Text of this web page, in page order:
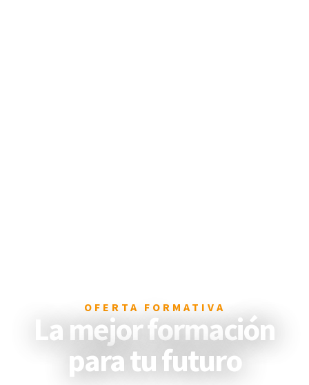
OFERTA FORMATIVA
La mejor formación
para tu futuro